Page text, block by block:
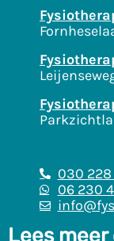
030 228
06 230